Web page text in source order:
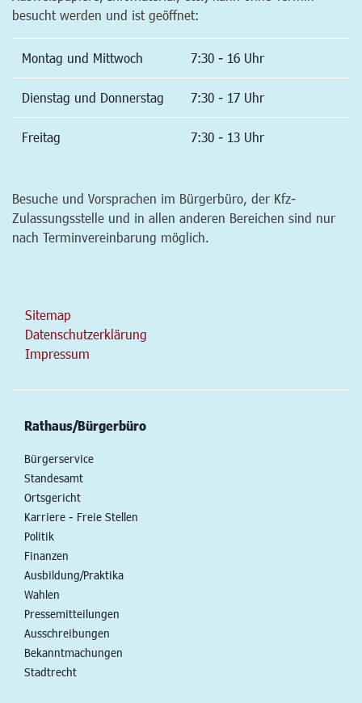
besucht werden und ist geöffnet:
Montag und Mittwoch 7:30 - 16 Uhr
Dienstag und Donnerstag 7:30 - 17 Uhr
Freitag 7:30 - 13 Uhr
Besuche und Vorsprachen im Bürgerbüro, der Kfz-
Zulassungsstelle und in allen anderen Bereichen sind nur
nach Terminvereinbarung möglich.
Sitemap
Datenschutzerklärung
Impressum
Rathaus/Bürgerbüro
Bürgerservice
Standesamt
Ortsgericht
Karriere - Freie Stellen
Politik
Finanzen
Ausbildung/Praktika
Wahlen
Pressemitteilungen
Ausschreibungen
Bekanntmachungen
Stadtrecht